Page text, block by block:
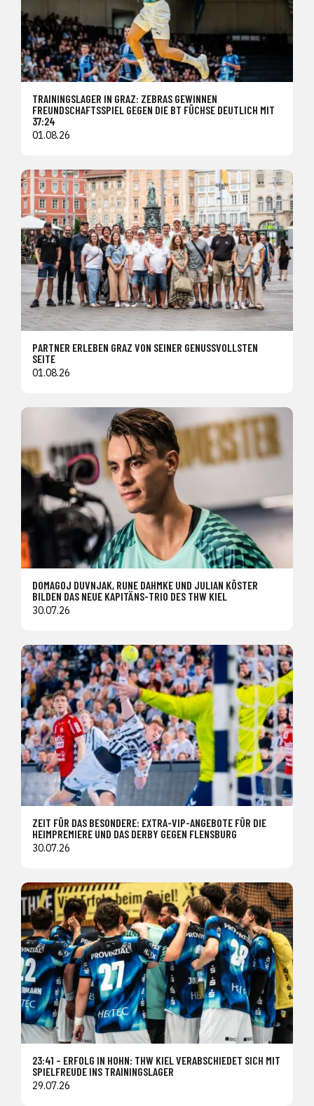
TRAININGSLAGER IN GRAZ: ZEBRAS GEWINNEN
FREUNDSCHAFTSSPIEL GEGEN DIE BT FÜCHSE DEUTLICH MIT
37:24
01.08.26
PARTNER ERLEBEN GRAZ VON SEINER GENUSSVOLLSTEN
SEITE
01.08.26
DOMAGOJ DUVNJAK, RUNE DAHMKE UND JULIAN KÖSTER
BILDEN DAS NEUE KAPITÄNS-TRIO DES THW KIEL
30.07.26
ZEIT FÜR DAS BESONDERE: EXTRA-VIP-ANGEBOTE FÜR DIE
HEIMPREMIERE UND DAS DERBY GEGEN FLENSBURG
30.07.26
23:41 – ERFOLG IN HOHN: THW KIEL VERABSCHIEDET SICH MIT
SPIELFREUDE INS TRAININGSLAGER
29.07.26